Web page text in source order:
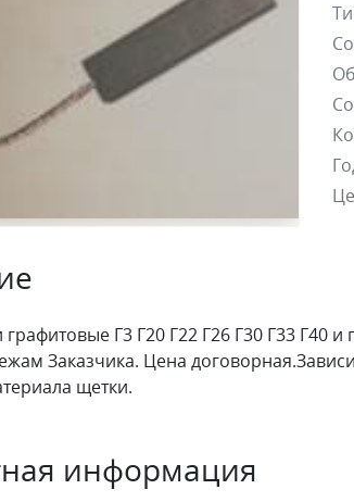
Г3 Г20 Г22 Г26 Г30 Г33 Г40
Заказчика. Цена
щетки.
информация